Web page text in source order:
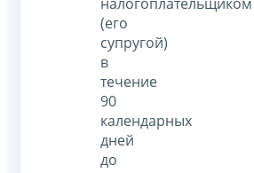
(его
супругой)
в
течение
90
календарных
дней
до